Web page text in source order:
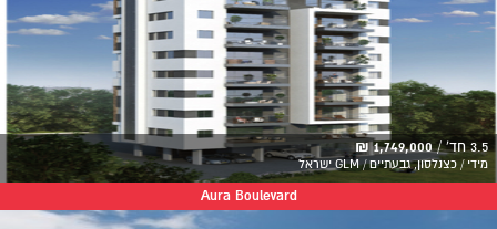
3.5 חד' / 1,749,000 ₪
מידי / כצנלסון, גבעתיים / GLM ישראל
Aura Boulevard